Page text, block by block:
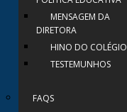
MENSAGEM DA
DIRETORA
HINO DO COLÉGIO
TESTEMUNHOS
FAQS